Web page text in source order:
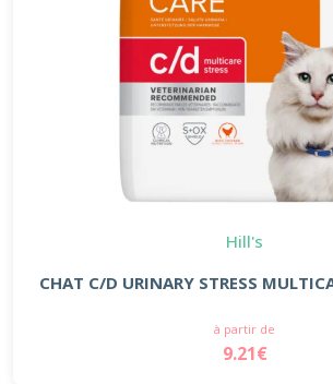
Hill's
CHAT C/D URINARY STRESS
à partir de
9.21€